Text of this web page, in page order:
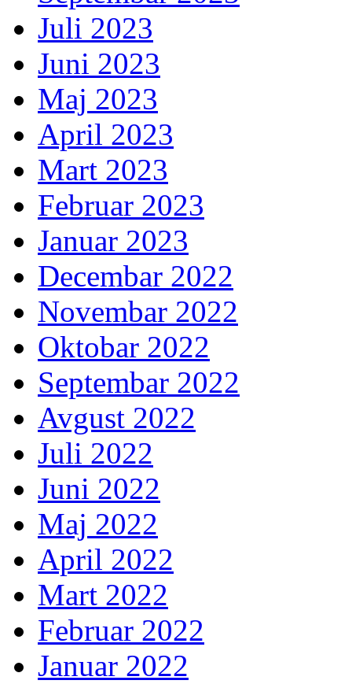
Juli 2023
Juni 2023
Maj 2023
April 2023
Mart 2023
Februar 2023
Januar 2023
Decembar 2022
Novembar 2022
Oktobar 2022
Septembar 2022
Avgust 2022
Juli 2022
Juni 2022
Maj 2022
April 2022
Mart 2022
Februar 2022
Januar 2022